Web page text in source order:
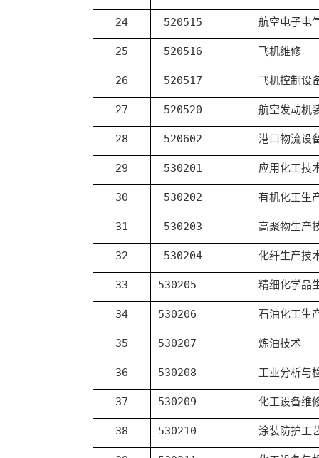
24 520515 航空电子电
25 520516 飞机维修
26 520517 飞机控制设
27 520520 航空发动机
28 520602 港口物流设
29 530201 应用化工技
30 530202 有机化工生
31 530203 高聚物生产
32 530204 化纤生产技
33 530205 精细化学品
34 530206 石油化工生
35 530207 炼油技术
36 530208 工业分析与
37 530209 化工设备维
38 530210 涂装防护工